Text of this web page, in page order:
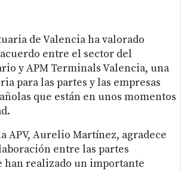
de Valencia ha valorado
entre el sector del
y APM Terminals Valencia, una
para las partes y las empresas
que están en unos momentos
APV, Aurelio Martínez, agradece
entre las partes
han realizado un importante